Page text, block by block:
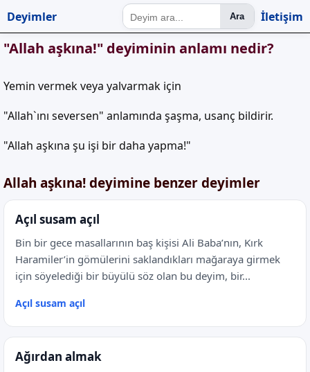
Deyimler Ara İletişim
"Allah aşkına!" deyiminin anlamı nedir?
Yemin vermek veya yalvarmak için
"Allah`ını seversen" anlamında şaşma, usanç bildirir.
"Allah aşkına şu işi bir daha yapma!"
Allah aşkına! deyimine benzer deyimler
Açıl susam açıl
Bin bir gece masallarının baş kişisi Ali Baba’nın, Kırk
Haramiler’in gömülerini saklandıkları mağaraya girmek
için söyelediği bir büyülü söz olan bu deyim, bir...
Açıl susam açıl
Ağırdan almak